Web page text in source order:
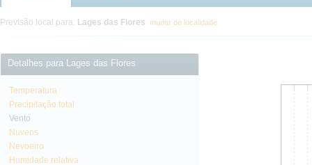
Previsão local para: Lages das Flores mudar de localidade
Detalhes para Lages das Flores
Temperatura
Precipitação total
Vento
Nuvens
Nevoeiro
Humidade relativa